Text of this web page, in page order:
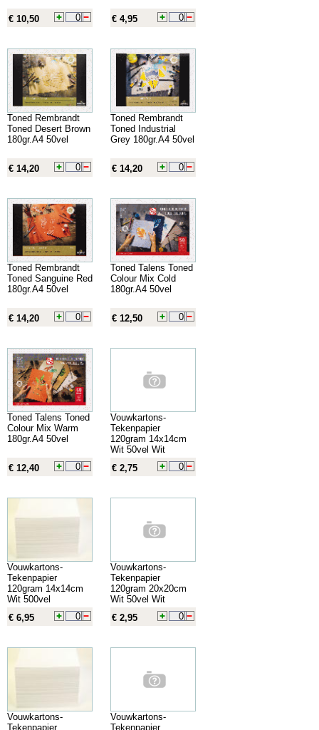
€ 10,50 € 4,95
Toned Rembrandt
Toned Desert Brown
180gr.A4 50vel
€ 14,20
Toned Rembrandt
Toned Industrial
Grey 180gr.A4 50vel
€ 14,20
Toned Rembrandt
Toned Sanguine Red
180gr.A4 50vel
€ 14,20
Toned Talens Toned
Colour Mix Cold
180gr.A4 50vel
€ 12,50
Toned Talens Toned
Colour Mix Warm
180gr.A4 50vel
€ 12,40
Vouwkartons-
Tekenpapier
120gram 14x14cm
Wit 50vel Wit
€ 2,75
Vouwkartons-
Tekenpapier
120gram 14x14cm
Wit 500vel
€ 6,95
Vouwkartons-
Tekenpapier
120gram 20x20cm
Wit 50vel Wit
€ 2,95
Vouwkartons-
Tekenpapier
Vouwkartons-
Tekenpapier